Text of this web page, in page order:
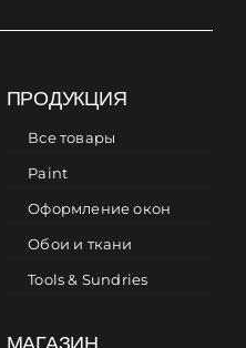
ПРОДУКЦИЯ
Все товары
Paint
Оформление окон
Обои и ткани
Tools & Sundries
МАГАЗИН